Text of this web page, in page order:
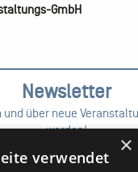
GmbH
Newsletter
und über neue
werden!
Zur Anmeldung ×
verwendet